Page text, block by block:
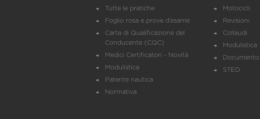
Tutte le pratiche
Foglio rosa e prove d’esame
Carta di Qualificazione del
Conducente (CQC)
Medici Certificatori - Novità
Modulistica
Patente nautica
Normativa
Motocicli
Revisioni
Collaudi
Modulistica
STED